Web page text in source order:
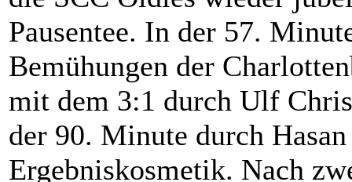
Pausentee. In der 57.
Bemühungen der
mit dem 3:1 durch Ulf
der 90. Minute durch
Ergebniskosmetik. Nach